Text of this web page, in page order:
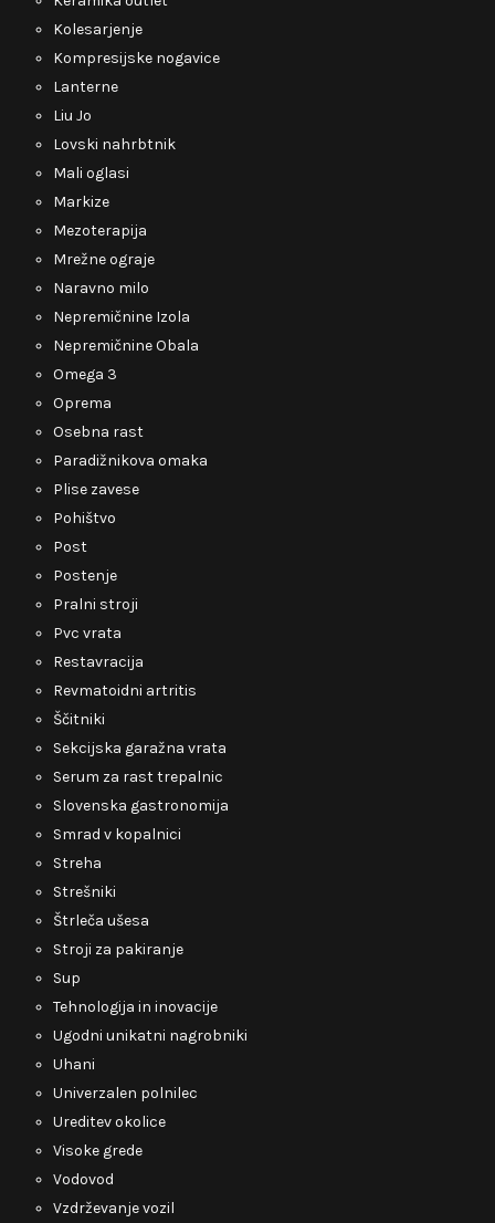
Kolesarjenje
Kompresijske nogavice
Lanterne
Liu Jo
Lovski nahrbtnik
Mali oglasi
Markize
Mezoterapija
Mrežne ograje
Naravno milo
Nepremičnine Izola
Nepremičnine Obala
Omega 3
Oprema
Osebna rast
Paradižnikova omaka
Plise zavese
Pohištvo
Post
Postenje
Pralni stroji
Pvc vrata
Restavracija
Revmatoidni artritis
Ščitniki
Sekcijska garažna vrata
Serum za rast trepalnic
Slovenska gastronomija
Smrad v kopalnici
Streha
Strešniki
Štrleča ušesa
Stroji za pakiranje
Sup
Tehnologija in inovacije
Ugodni unikatni nagrobniki
Uhani
Univerzalen polnilec
Ureditev okolice
Visoke grede
Vodovod
Vzdrževanje vozil